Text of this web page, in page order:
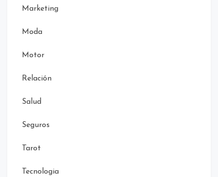
Marketing
Moda
Motor
Relación
Salud
Seguros
Tarot
Tecnologia